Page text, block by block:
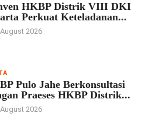
HKBP Distrik VIII DKI
Perkuat Keteladanan...
2026
Pulo Jahe Berkonsultasi
Praeses HKBP Distrik...
2026